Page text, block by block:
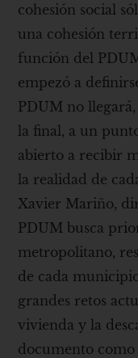
cohesión social
una cohesión
función del
empezó a
PDUM no
la final, a un
abierto a recibir
la realidad de
Xavier Mariño,
PDUM busca
metropolitano,
de cada
grandes retos
vivienda y la
documento